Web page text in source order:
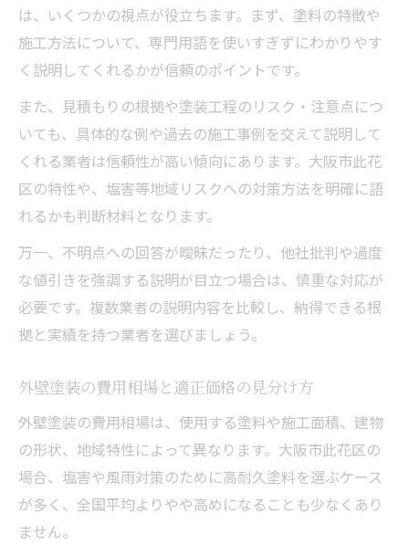
は、いくつかの視点が役立ちます。まず、塗料の特徴や
施工方法について、専門用語を使いすぎずにわかりやす
く説明してくれるかが信頼のポイントです。
また、見積もりの根拠や塗装工程のリスク・注意点につ
いても、具体的な例や過去の施工事例を交えて説明して
くれる業者は信頼性が高い傾向にあります。大阪市此花
区の特性や、塩害等地域リスクへの対策方法を明確に語
れるかも判断材料となります。
万一、不明点への回答が曖昧だったり、他社批判や過度
な値引きを強調する説明が目立つ場合は、慎重な対応が
必要です。複数業者の説明内容を比較し、納得できる根
拠と実績を持つ業者を選びましょう。
外壁塗装の費用相場と適正価格の見分け方
外壁塗装の費用相場は、使用する塗料や施工面積、建物
の形状、地域特性によって異なります。大阪市此花区の
場合、塩害や風雨対策のために高耐久塗料を選ぶケース
が多く、全国平均よりやや高めになることも少なくあり
ません。